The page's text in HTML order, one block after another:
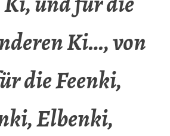
Ki…, von
die Feenki,
Elbenki,